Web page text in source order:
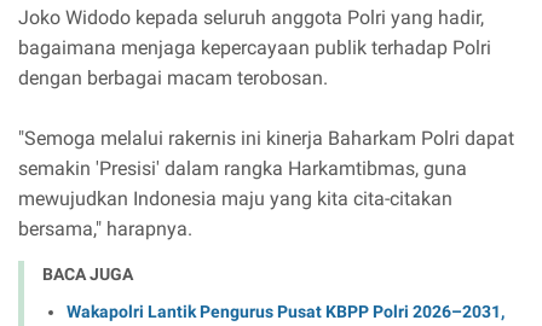
Joko Widodo kepada seluruh anggota Polri yang hadir,
bagaimana menjaga kepercayaan publik terhadap Polri
dengan berbagai macam terobosan.
"Semoga melalui rakernis ini kinerja Baharkam Polri dapat
semakin 'Presisi' dalam rangka Harkamtibmas, guna
mewujudkan Indonesia maju yang kita cita-citakan
bersama," harapnya.
BACA JUGA
Wakapolri Lantik Pengurus Pusat KBPP Polri 2026–2031,